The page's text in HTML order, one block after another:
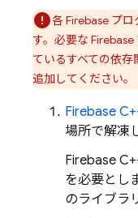
各 Firebase プ
す。必要な
ているすべての依存
追加してください。
Firebase
場所で解凍
Firebase
を必要とし
のライブラ